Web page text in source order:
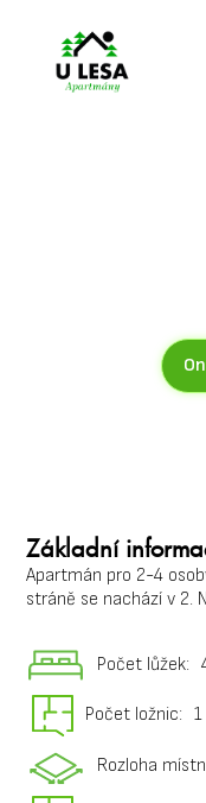
Základní
Apartmán pro 2-4
stráně se nachází v 2.
Počet lůžek:
Počet ložnic: 1
Rozloha